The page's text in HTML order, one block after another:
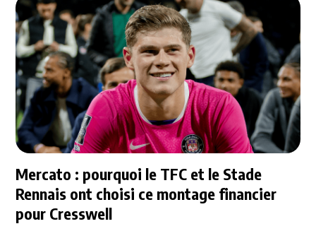
Mercato : pourquoi le TFC et le Stade
Rennais ont choisi ce montage financier
pour Cresswell